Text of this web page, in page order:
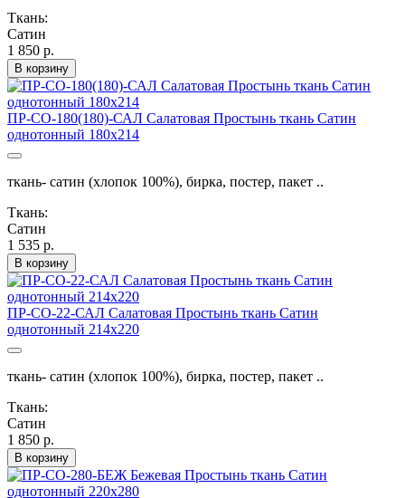
Ткань:
Сатин
1 850 р.
В корзину
ПР-СО-180(180)-САЛ Салатовая Простынь ткань Сатин
однотонный 180х214
ткань- сатин (хлопок 100%), бирка, постер, пакет ..
Ткань:
Сатин
1 535 р.
В корзину
ПР-СО-22-САЛ Салатовая Простынь ткань Сатин
однотонный 214х220
ткань- сатин (хлопок 100%), бирка, постер, пакет ..
Ткань:
Сатин
1 850 р.
В корзину